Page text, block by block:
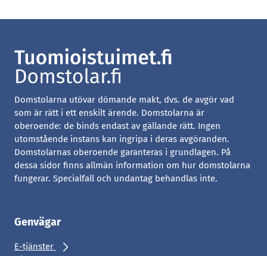
Domstolarna utövar dömande makt, dvs. de avgör vad
som är rätt i ett enskilt ärende. Domstolarna är
oberoende: de binds endast av gällande rätt. Ingen
utomstående instans kan ingripa i deras avgöranden.
Domstolarnas oberoende garanteras i grundlagen. På
dessa sidor finns allmän information om hur domstolarna
fungerar. Specialfall och undantag behandlas inte.
Genvägar
E-tjänster